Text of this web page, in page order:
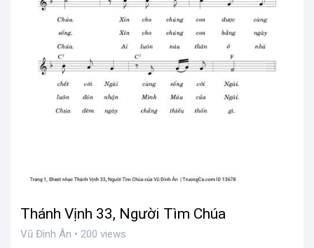
Thánh Vịnh 33, Người Tìm Chúa
Vũ Đình Ân • 200 views